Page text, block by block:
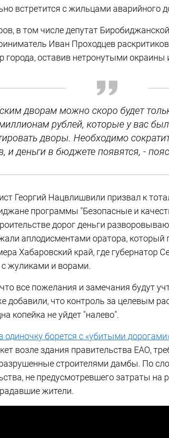
встретится с жильцами аварийного
в том числе депутат
Иван Проходцев
города, оставив нетронутыми окраины
дворам можно скоро будет
рублей, которые у вас
дворы. Необходимо
и деньги в бюджете появятся, -
Георгий Нацвлишвили призвал к
программы "Безопасные и
дорог деньги
аплодисментами оратора, который
Хабаровский край, где губернатор
жуликами и ворами.
все пожелания и замечания будут
добавили, что контроль за целевым
копейка не уйдет "налево".
одиночку борется с «убитыми
возле здания правительства ЕАО,
строителями дамбы. По
не предусмотревшего затраты на
жители.